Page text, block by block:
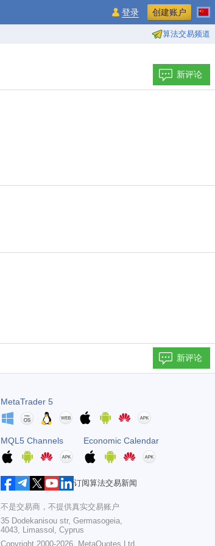
算法交易频道
登录 创建账户
新评论
新评论
MetaTrader 5
MQL5 Channels Economic Calendar
订阅算法交易新闻
不是交易商，不提供真实交易账户
35 Dodekanisou str, Germasogeia,
4043, Limassol, Cyprus
Copyright 2000-2026,
MetaQuotes Ltd